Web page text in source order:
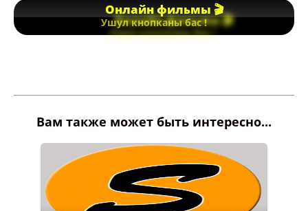
Онлайн фильмы 🎬
Ушул кнопканы бас !
Вам также может быть интересно...